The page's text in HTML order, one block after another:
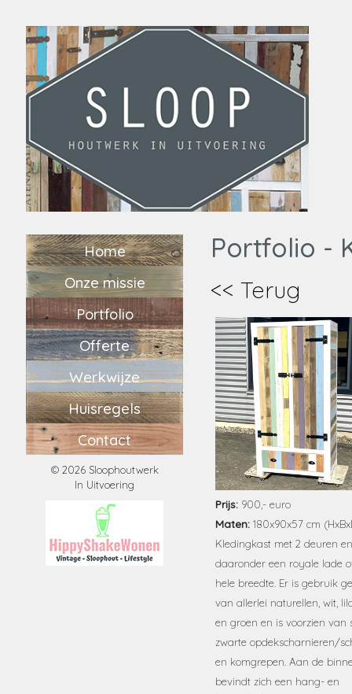
Home
Onze missie
Portfolio
Offerte
Werkwijze
Huisregels
Contact
© 2026 Sloophoutwerk
In Uitvoering
Portfolio -
<< Terug
Prijs: 900,- euro
Maten: 180x90x57 cm
Kledingkast met 2 deuren en
daaronder een royale lade
hele breedte. Er is gebruik
van allerlei naturellen, wit,
en groen en is voorzien van
zwarte opdekscharnieren/
en komgrepen. Aan de
bevindt zich een hang- en